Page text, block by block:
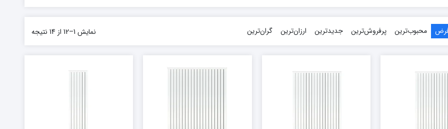
۱۰ پره
۱۰۰ سانتی متر
محبوب‌ترین پرفروش‌ترین جدیدترین ارزان‌ترین گران‌ترین نمایش 1–12 از 14 نتیجه